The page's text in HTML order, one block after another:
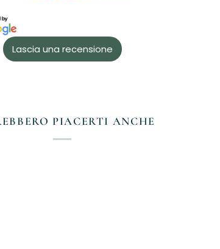
Lascia una recensione
PIACERTI ANCHE
gli articoli salvati in precedenza.
Login